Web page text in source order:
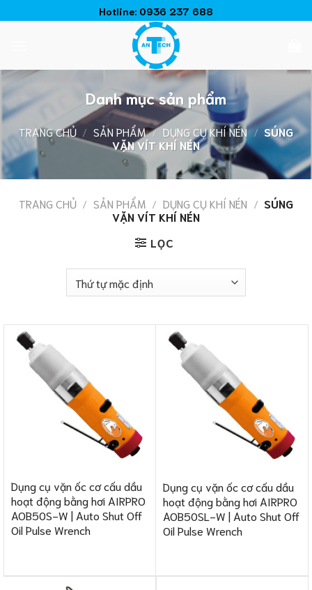
đến
Hotline: 0936 237 688
Danh mục sản phẩm
TRANG CHỦ / SẢN PHẨM / DỤNG CỤ KHÍ NÉN / SÚNG
VẶN VÍT KHÍ NÉN
TRANG CHỦ / SẢN PHẨM / DỤNG CỤ KHÍ NÉN / SÚNG
VẶN VÍT KHÍ NÉN
LỌC
Dụng cụ vặn ốc cơ cấu dầu
hoạt động bằng hơi AIRPRO
AOB50S-W | Auto Shut Off
Oil Pulse Wrench
Dụng cụ vặn ốc cơ cấu dầu
hoạt động bằng hơi AIRPRO
AOB50SL-W | Auto Shut Off
Oil Pulse Wrench